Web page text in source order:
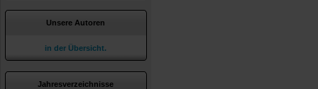
Unsere Autoren
in der Übersicht.
Jahresverzeichnisse